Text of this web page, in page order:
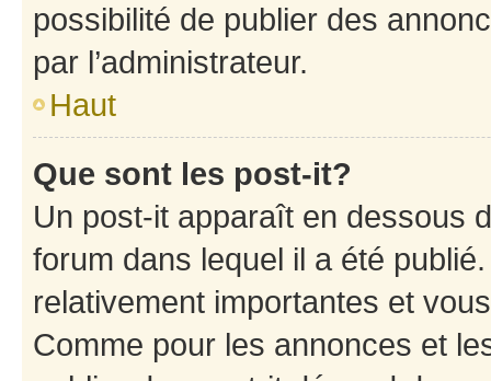
possibilité de publier des
par l’administrateur.
Haut
Que sont les post-it?
Un post-it apparaît en dessous
forum dans lequel il a été
relativement importantes et
Comme pour les annonces et